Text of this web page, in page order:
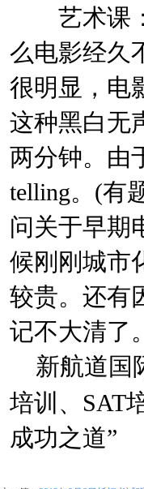
艺术课：
么电影经久
很明显，电
这种黑白无
两分钟。由
telling。(有
问关于早期
候刚刚城市
较贵。还有
记不大清了。
新航道国
培训、SAT
成功之道”